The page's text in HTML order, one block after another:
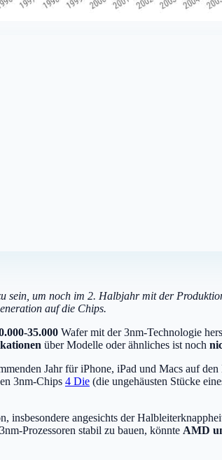
sein, um noch im 2. Halbjahr mit der
auf die Chips.
35.000 Wafer mit der 3nm-Technologie
über Modelle oder ähnliches ist noch
Jahr für iPhone, iPad und Macs auf
3nm-Chips 4 Die (die ungehäusten Stücke
insbesondere angesichts der
Prozessoren stabil zu bauen, könnte AMD